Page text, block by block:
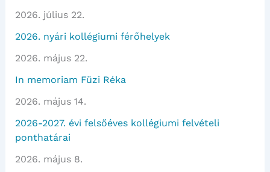
2026. július 22.
2026. nyári kollégiumi férőhelyek
2026. május 22.
In memoriam Füzi Réka
2026. május 14.
2026-2027. évi felsőéves kollégiumi felvételi
ponthatárai
2026. május 8.